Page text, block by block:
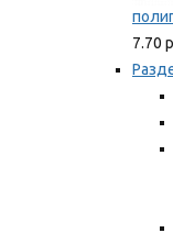
7.70